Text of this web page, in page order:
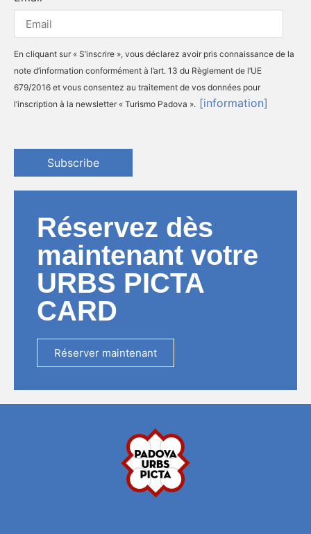
En cliquant sur « S’inscrire », vous déclarez avoir pris connaissance de la
note d’information conformément à l’art. 13 du Règlement de l’UE
679/2016 et vous consentez au traitement de vos données pour
l’inscription à la newsletter « Turismo Padova ». [information]
Subscribe
Réservez dès
maintenant votre
URBS PICTA
CARD
Réserver maintenant